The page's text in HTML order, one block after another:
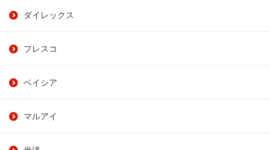
ダイレックス
フレスコ
ベイシア
マルアイ